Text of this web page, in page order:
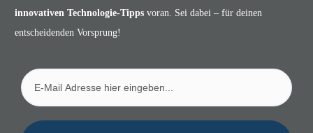
innovativen Technologie-Tipps voran. Sei dabei – für deinen
entscheidenden Vorsprung!